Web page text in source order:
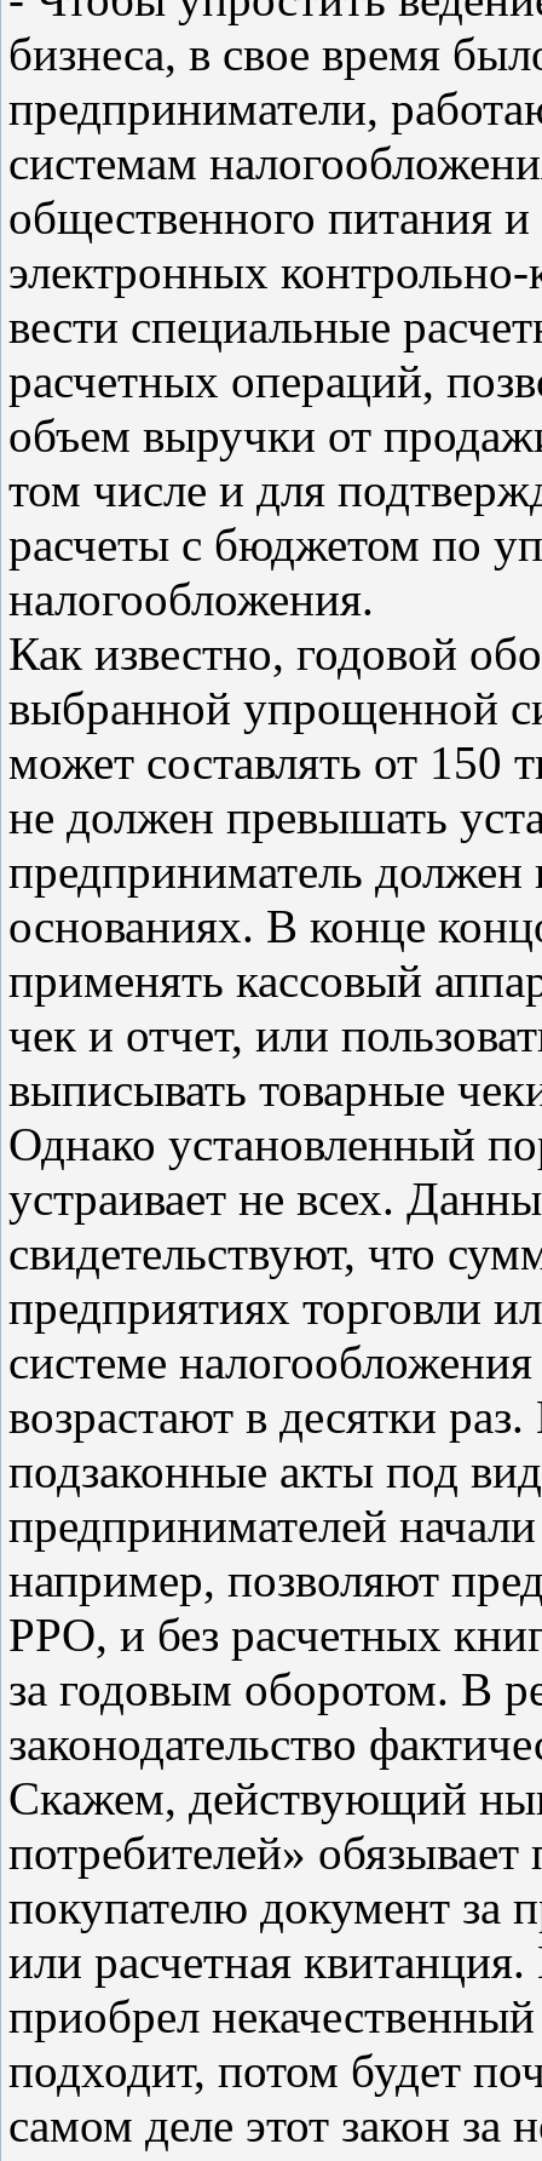
бизнеса, в свое время
предприниматели,
системам
общественного питания и
электронных
вести специальные
расчетных операций,
объем выручки от
том числе и для
расчеты с бюджетом по
налогообложения.
Как известно, годовой
выбранной упрощенной
может составлять от 150
не должен превышать
предприниматель
основаниях. В конце
применять кассовый
чек и отчет, или
выписывать товарные
Однако установленный
устраивает не всех.
свидетельствуют, что
предприятиях торговли
системе
возрастают в десятки
подзаконные акты под
предпринимателей
например, позволяют
РРО, и без расчетных
за годовым оборотом. В
законодательство
Скажем, действующий
потребителей» обязывает
покупателю документ за
или расчетная
приобрел
подходит, потом будет
самом деле этот закон